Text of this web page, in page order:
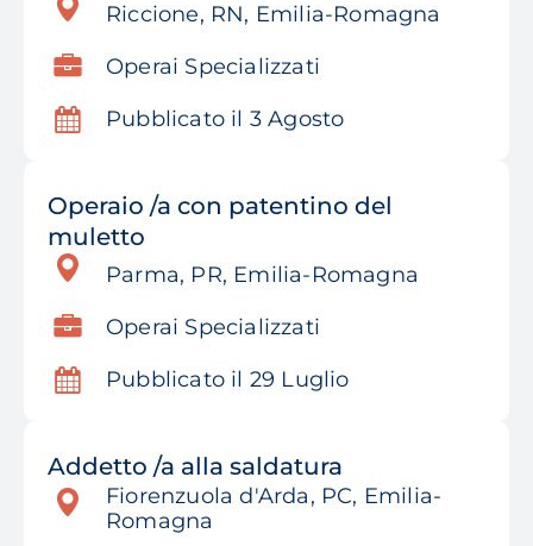
Riccione, RN, Emilia-Romagna
Operai Specializzati
Pubblicato il 3 Agosto
Operaio /a con patentino del
muletto
Parma, PR, Emilia-Romagna
Operai Specializzati
Pubblicato il 29 Luglio
Addetto /a alla saldatura
Fiorenzuola d'Arda, PC, Emilia-
Romagna